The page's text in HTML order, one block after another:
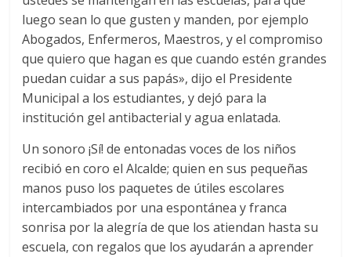
luego sean lo que gusten y manden, por ejemplo
Abogados, Enfermeros, Maestros, y el compromiso
que quiero que hagan es que cuando estén grandes
puedan cuidar a sus papás», dijo el Presidente
Municipal a los estudiantes, y dejó para la
institución gel antibacterial y agua enlatada.
Un sonoro ¡Sí! de entonadas voces de los niños
recibió en coro el Alcalde; quien en sus pequeñas
manos puso los paquetes de útiles escolares
intercambiados por una espontánea y franca
sonrisa por la alegría de que los atiendan hasta su
escuela, con regalos que los ayudarán a aprender